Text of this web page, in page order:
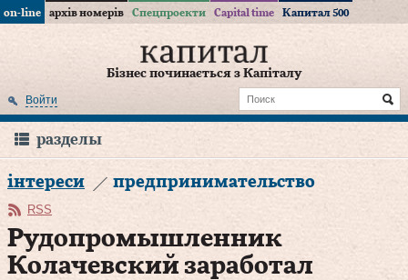
on-line архів номерів Спецпроекти Capital time Капитал 500
Бізнес починається з Капіталу
Войти
разделы
інтереси предпринимательство
RSS
Рудопромышленник
Колачевский заработал